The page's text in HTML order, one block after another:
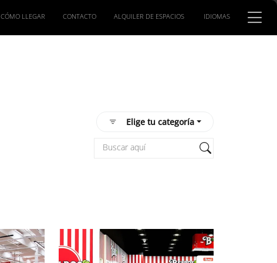
CÓMO LLEGAR CONTACTO ALQUILER DE ESPACIOS IDIOMAS
Elige tu categoría